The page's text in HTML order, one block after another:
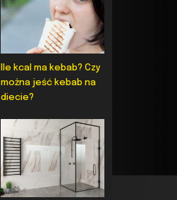
Ile kcal ma kebab? Czy
można jeść kebab na
diecie?